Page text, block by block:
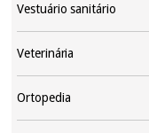
Vestuário sanitário
Veterinária
Ortopedia